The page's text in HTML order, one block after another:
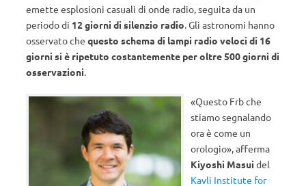
emette esplosioni casuali di onde radio, seguita da un
periodo di 12 giorni di silenzio radio. Gli astronomi hanno
osservato che questo schema di lampi radio veloci di 16
giorni si è ripetuto costantemente per oltre 500 giorni di
osservazioni.
«Questo Frb che
stiamo segnalando
ora è come un
orologio», afferma
Kiyoshi Masui del
Kavli Institute for